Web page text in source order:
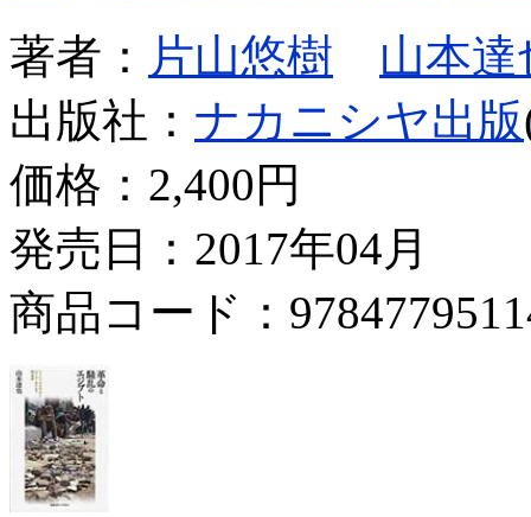
著者： 片山悠樹
山本
出版社： ナカニシヤ出版
価格： 2,400円
発売日：2017年04月
商品コード：